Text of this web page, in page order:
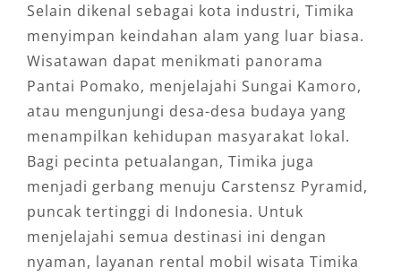
Selain dikenal sebagai kota industri, Timika
menyimpan keindahan alam yang luar biasa.
Wisatawan dapat menikmati panorama
Pantai Pomako, menjelajahi Sungai Kamoro,
atau mengunjungi desa-desa budaya yang
menampilkan kehidupan masyarakat lokal.
Bagi pecinta petualangan, Timika juga
menjadi gerbang menuju Carstensz Pyramid,
puncak tertinggi di Indonesia. Untuk
menjelajahi semua destinasi ini dengan
nyaman, layanan rental mobil wisata Timika